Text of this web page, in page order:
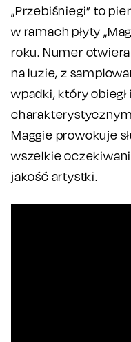
„Przebiśniegi” to
w ramach płyty
roku. Numer otwiera
na luzie, z
wpadki, który
Maggie prowokuje
wszelkie
jakość artystki.